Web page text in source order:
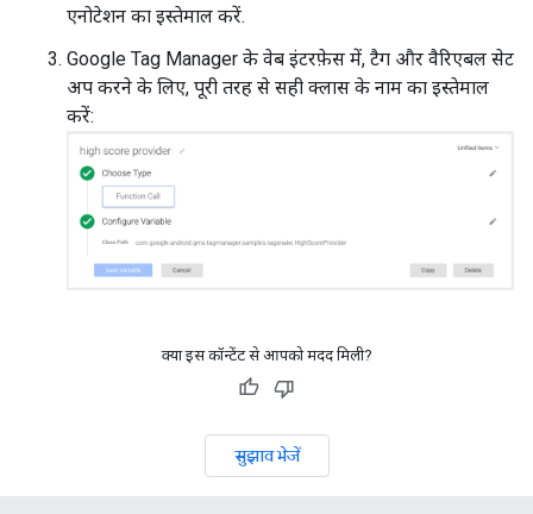
एनोटेशन का इस्तेमाल करें.
Google Tag Manager के वेब इंटरफ़ेस में, टैग और वैरिएबल सेट
अप करने के लिए, पूरी तरह से सही क्लास के नाम का इस्तेमाल
करें:
क्या इस कॉन्टेंट से आपको मदद मिली?
सुझाव भेजें